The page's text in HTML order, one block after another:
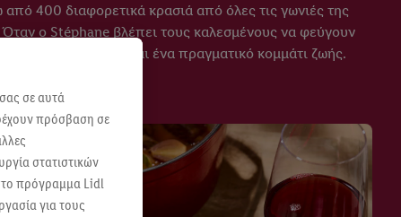
400 διαφορετικά κρασιά από όλες τις γωνιές της
ο Stéphane βλέπει τους καλεσμένους να φεύγουν
εστιατόριο - είναι ένα πραγματικό κομμάτι ζωής.
σε αυτά
πρόσβαση σε
στατιστικών
πρόγραμμα Lidl
για τους